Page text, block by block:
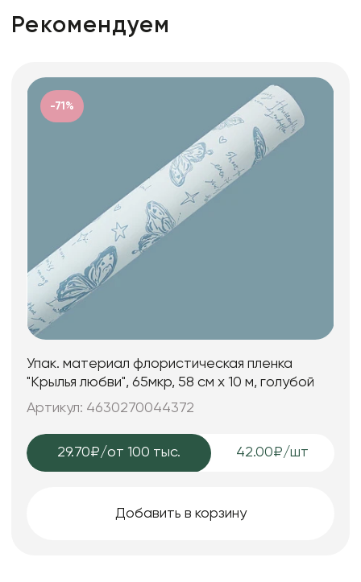
Рекомендуем
-71%
Упак. материал флористическая пленка
"Крылья любви", 65мкр, 58 см х 10 м, голубой
Артикул: 4630270044372
29.70₽/от 100 тыс. 42.00₽/шт
Добавить в корзину